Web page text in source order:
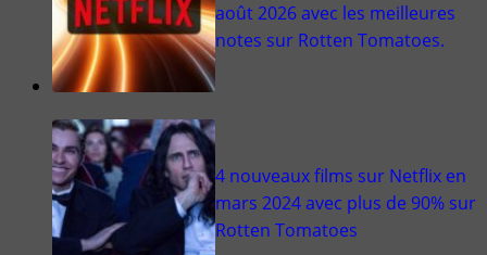
août 2026 avec les meilleures
notes sur Rotten Tomatoes.
4 nouveaux films sur Netflix en
mars 2024 avec plus de 90% sur
Rotten Tomatoes